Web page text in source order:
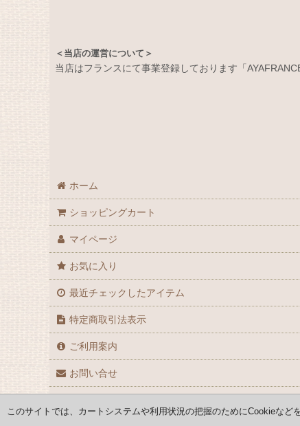
＜当店の運営について＞
当店はフランスにて事業登録しております「
ホーム
ショッピングカート
マイページ
お気に入り
最近チェックしたアイテム
特定商取引法表示
ご利用案内
お問い合せ
このサイトでは、カートシステムや利用状況の把握のためにCookieな